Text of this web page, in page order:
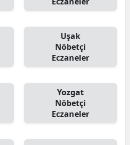
Uşak
Nöbetçi
Eczaneler
Yozgat
Nöbetçi
Eczaneler